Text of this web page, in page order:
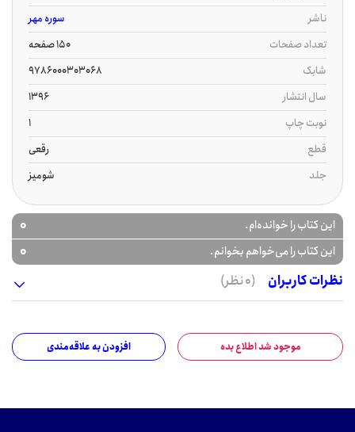
ناشر
سوره مهر
تعداد صفحات
150 صفحه
شابک
9786000303068
سال انتشار
1396
نوبت چاپ
1
قطع
رقعی
جلد
شومیز
این کتاب را خوانده‌ام. 0
این کتاب را می‌خواهم بخوانم.
0
نظرات کاربران
(0 نظر)
موجود شد اطلاع بده افزودن به علاقه‌مندی